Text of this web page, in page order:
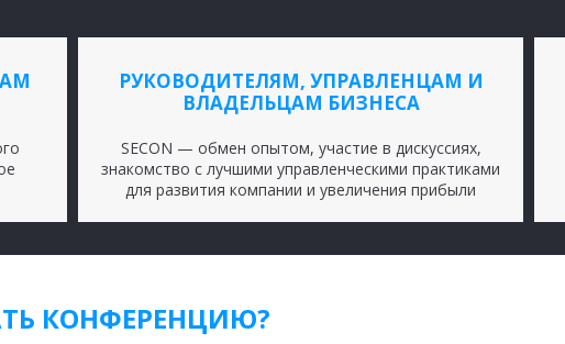
РУКОВОДИТЕЛЯМ, УПРАВЛЕНЦАМ И
ВЛАДЕЛЬЦАМ БИЗНЕСА
SECON — обмен опытом, участие в дискуссиях,
знакомство с лучшими управленческими практиками
для развития компании и увеличения прибыли
КОНФЕРЕНЦИЮ?